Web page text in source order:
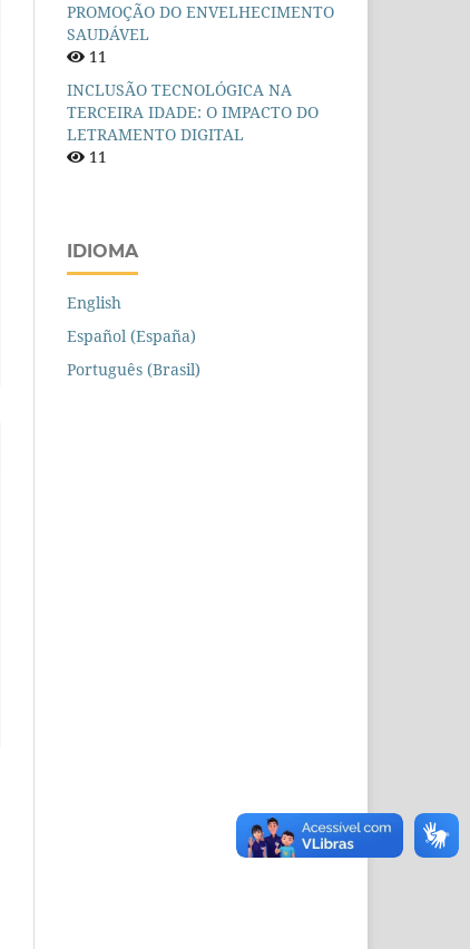
PROMOÇÃO DO ENVELHECIMENTO
SAUDÁVEL
11
INCLUSÃO TECNOLÓGICA NA
TERCEIRA IDADE: O IMPACTO DO
LETRAMENTO DIGITAL
11
IDIOMA
English
Español (España)
Português (Brasil)